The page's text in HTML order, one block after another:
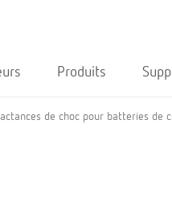
Produits
de choc pour batteries de